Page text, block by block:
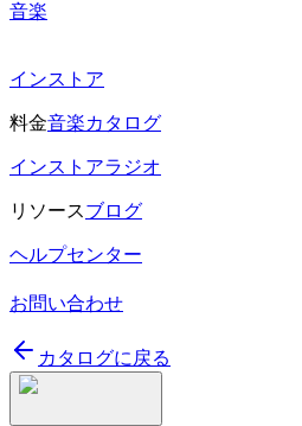
音楽
インストア
料金音楽カタログ
インストアラジオ
リソースブログ
ヘルプセンター
お問い合わせ
カタログに戻る